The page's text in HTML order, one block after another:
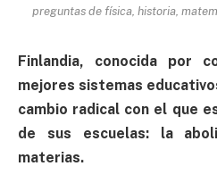
preguntas de física, historia,
Finlandia, conocida por
mejores sistemas
cambio radical con el que
de sus escuelas: la
materias.